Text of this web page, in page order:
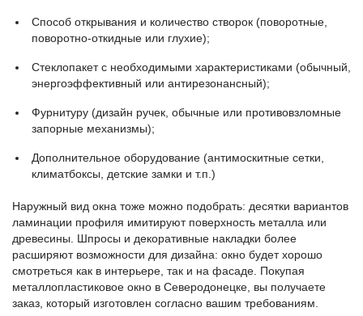
Способ открывания и количество створок (поворотные,
поворотно-откидные или глухие);
Стеклопакет с необходимыми характеристиками (обычный,
энергоэффективный или антирезонансный);
Фурнитуру (дизайн ручек, обычные или противовзломные
запорные механизмы);
Дополнительное оборудование (антимоскитные сетки,
климатбоксы, детские замки и т.п.)
Наружный вид окна тоже можно подобрать: десятки вариантов
ламинации профиля имитируют поверхность металла или
древесины. Шпросы и декоративные накладки более
расширяют возможности для дизайна: окно будет хорошо
смотреться как в интерьере, так и на фасаде. Покупая
металлопластиковое окно в Северодонецке, вы получаете
заказ, который изготовлен согласно вашим требованиям.